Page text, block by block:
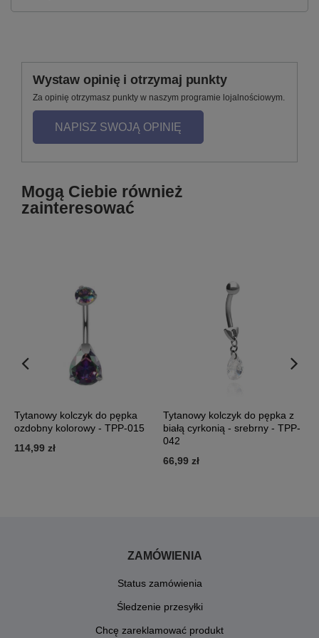
Wystaw opinię i otrzymaj punkty
Za opinię otrzymasz punkty w naszym programie lojalnościowym.
NAPISZ SWOJĄ OPINIĘ
Mogą Ciebie również
zainteresować
Tytanowy kolczyk do pępka
ozdobny kolorowy - TPP-015
114,99 zł
Tytanowy kolczyk do pępka z
białą cyrkonią - srebrny - TPP-
042
66,99 zł
ZAMÓWIENIA
Status zamówienia
Śledzenie przesyłki
Chcę zareklamować produkt